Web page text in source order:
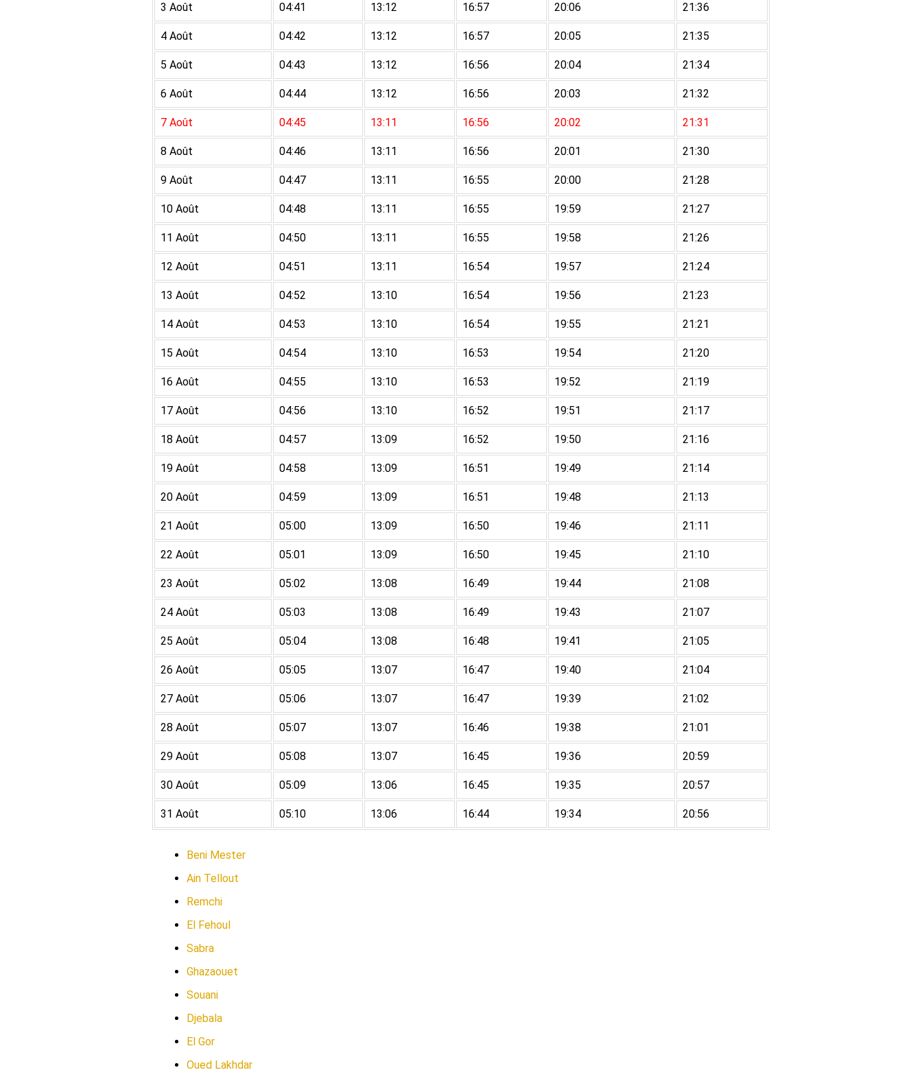
3 Août 04:41 13:12 16:57 20:06 21:36
4 Août 04:42 13:12 16:57 20:05 21:35
5 Août 04:43 13:12 16:56 20:04 21:34
6 Août 04:44 13:12 16:56 20:03 21:32
7 Août 04:45 13:11 16:56 20:02 21:31
8 Août 04:46 13:11 16:56 20:01 21:30
9 Août 04:47 13:11 16:55 20:00 21:28
10 Août 04:48 13:11 16:55 19:59 21:27
11 Août 04:50 13:11 16:55 19:58 21:26
12 Août 04:51 13:11 16:54 19:57 21:24
13 Août 04:52 13:10 16:54 19:56 21:23
14 Août 04:53 13:10 16:54 19:55 21:21
15 Août 04:54 13:10 16:53 19:54 21:20
16 Août 04:55 13:10 16:53 19:52 21:19
17 Août 04:56 13:10 16:52 19:51 21:17
18 Août 04:57 13:09 16:52 19:50 21:16
19 Août 04:58 13:09 16:51 19:49 21:14
20 Août 04:59 13:09 16:51 19:48 21:13
21 Août 05:00 13:09 16:50 19:46 21:11
22 Août 05:01 13:09 16:50 19:45 21:10
23 Août 05:02 13:08 16:49 19:44 21:08
24 Août 05:03 13:08 16:49 19:43 21:07
25 Août 05:04 13:08 16:48 19:41 21:05
26 Août 05:05 13:07 16:47 19:40 21:04
27 Août 05:06 13:07 16:47 19:39 21:02
28 Août 05:07 13:07 16:46 19:38 21:01
29 Août 05:08 13:07 16:45 19:36 20:59
30 Août 05:09 13:06 16:45 19:35 20:57
31 Août 05:10 13:06 16:44 19:34 20:56
Beni Mester
Ain Tellout
Remchi
El Fehoul
Sabra
Ghazaouet
Souani
Djebala
El Gor
Oued Lakhdar